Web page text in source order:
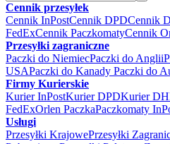
Cennik przesyłek
Cennik InPostCennik DPDCennik
FedExCennik PaczkomatyCennik
Przesyłki zagraniczne
Paczki do NiemiecPaczki do Anglii
USAPaczki do Kanady Paczki do
Firmy Kurierskie
Kurier InPostKurier DPDKurier
FedExOrlen PaczkaPaczkomaty
Usługi
Przesyłki KrajowePrzesyłki